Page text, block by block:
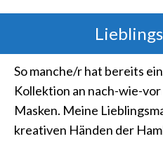
So manche/r hat bereits
Kollektion an nach-wie-
Masken. Meine
kreativen Händen der